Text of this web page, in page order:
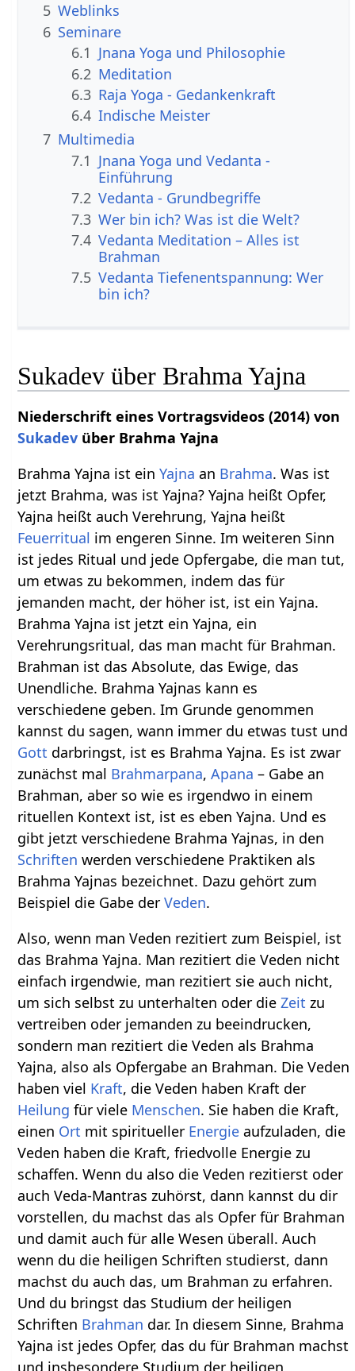
5 Weblinks
6 Seminare
6.1 Jnana Yoga und Philosophie
6.2 Meditation
6.3 Raja Yoga - Gedankenkraft
6.4 Indische Meister
7 Multimedia
7.1 Jnana Yoga und Vedanta -
Einführung
7.2 Vedanta - Grundbegriffe
7.3 Wer bin ich? Was ist die Welt?
7.4 Vedanta Meditation – Alles ist
Brahman
7.5 Vedanta Tiefenentspannung: Wer
bin ich?
Sukadev über Brahma Yajna
Niederschrift eines Vortragsvideos (2014) von
Sukadev über Brahma Yajna
Brahma Yajna ist einYajna an Brahma. Was ist
jetzt Brahma, was ist Yajna? Yajna heißt Opfer,
Yajna heißt auch Verehrung, Yajna heißt
Feuerritual im engeren Sinne. Im weiteren Sinn
ist jedes Ritual und jede Opfergabe, die man tut,
um etwas zu bekommen, indem das für
jemanden macht, der höher ist, ist ein Yajna.
Brahma Yajna ist jetzt ein Yajna, ein
Verehrungsritual, das man macht für Brahman.
Brahman ist das Absolute, das Ewige, das
Unendliche. Brahma Yajnas kann es
verschiedene geben. Im Grunde genommen
kannst du sagen, wann immer du etwas tust und
Gott darbringst, ist es Brahma Yajna. Es ist zwar
zunächst mal Brahmarpana,Apana – Gabe an
Brahman, aber so wie es irgendwo in einem
rituellen Kontext ist, ist es eben Yajna. Und es
gibt jetzt verschiedene Brahma Yajnas, in den
Schriften werden verschiedene Praktiken als
Brahma Yajnas bezeichnet. Dazu gehört zum
Beispiel die Gabe derVeden.
Also, wenn man Veden rezitiert zum Beispiel, ist
das Brahma Yajna. Man rezitiert die Veden nicht
einfach irgendwie, man rezitiert sie auch nicht,
um sich selbst zu unterhalten oder dieZeit zu
vertreiben oder jemanden zu beeindrucken,
sondern man rezitiert die Veden als Brahma
Yajna, also als Opfergabe an Brahman. Die Veden
haben viel Kraft, die Veden haben Kraft der
Heilung für viele Menschen. Sie haben die Kraft,
einen Ort mit spiritueller Energie aufzuladen, die
Veden haben die Kraft, friedvolle Energie zu
schaffen. Wenn du also die Veden rezitierst oder
auch Veda-Mantras zuhörst, dann kannst du dir
vorstellen, du machst das als Opfer für Brahman
und damit auch für alle Wesen überall. Auch
wenn du die heiligen Schriften studierst, dann
machst du auch das, um Brahman zu erfahren.
Und du bringst das Studium der heiligen
Schriften Brahman dar. In diesem Sinne, Brahma
Yajna ist jedes Opfer, das du für Brahman machst